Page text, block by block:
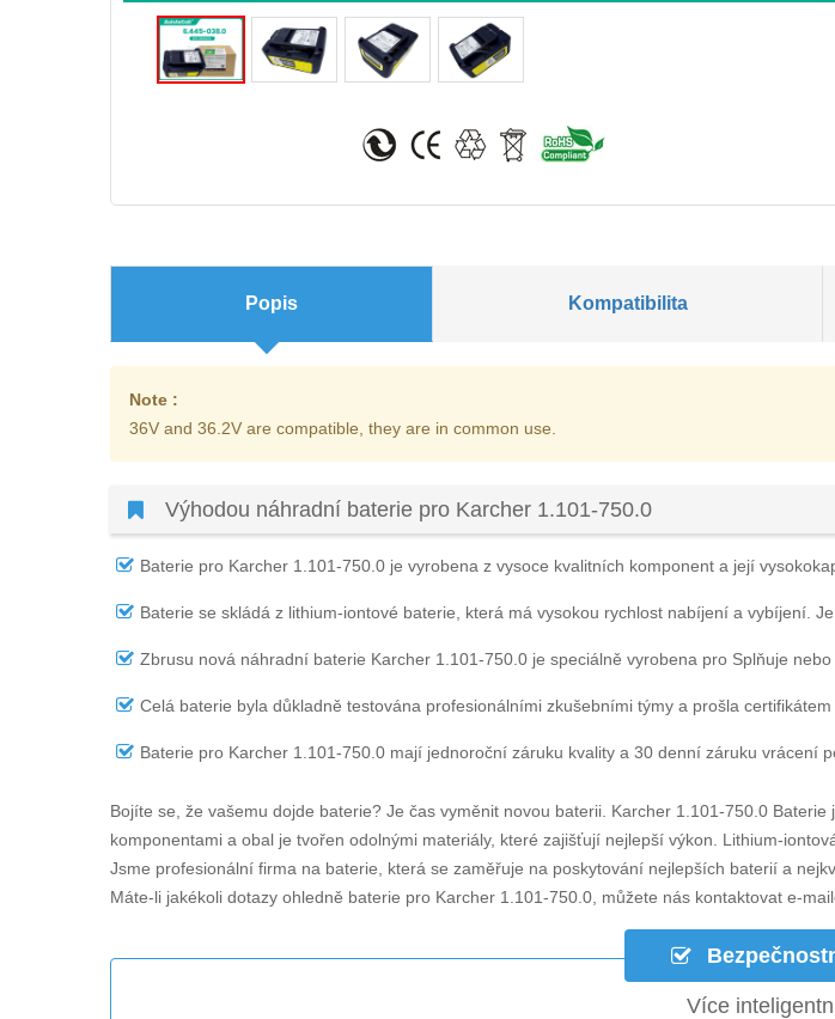
Popis Kompatibilita
Note :
36V and 36.2V are compatible, they are in common use.
Výhodou náhradní baterie pro Karcher 1.101-750.0
Baterie pro Karcher 1.101-750.0 je vyrobena z vysoce kvalitních komponent a její
Baterie se skládá z lithium-iontové baterie, která má vysokou rychlost nabíjení a vybíjení.
Zbrusu nová náhradní baterie Karcher 1.101-750.0 je speciálně vyrobena pro Splňuje
Celá baterie byla důkladně testována profesionálními zkušebními týmy a prošla
Baterie pro Karcher 1.101-750.0 mají jednoroční záruku kvality a 30 denní záruku vrácení
Bojíte se, že vašemu dojde baterie? Je čas vyměnit novou baterii. Karcher 1.101-750.0 Baterie
komponentami a obal je tvořen odolnými materiály, které zajišťují nejlepší výkon. Lithium-
Jsme profesionální firma na baterie, která se zaměřuje na poskytování nejlepších baterií a
Máte-li jakékoli dotazy ohledně baterie pro Karcher 1.101-750.0 , můžete nás kontaktovat e-
Více